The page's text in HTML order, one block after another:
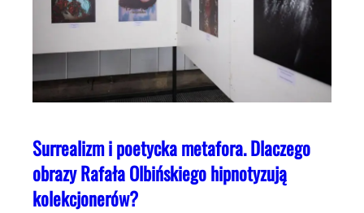
Surrealizm i poetycka metafora. Dlaczego
obrazy Rafała Olbińskiego hipnotyzują
kolekcjonerów?